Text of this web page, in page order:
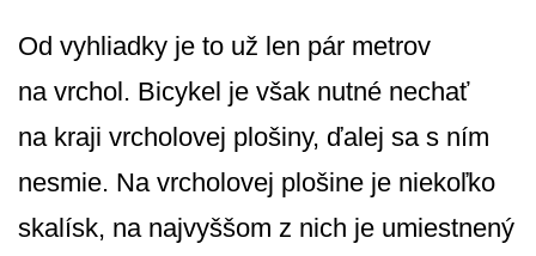
Od vyhliadky je to už len pár metrov
na vrchol. Bicykel je však nutné nechať
na kraji vrcholovej plošiny, ďalej sa s ním
nesmie. Na vrcholovej plošine je niekoľko
skalísk, na najvyššom z nich je umiestnený